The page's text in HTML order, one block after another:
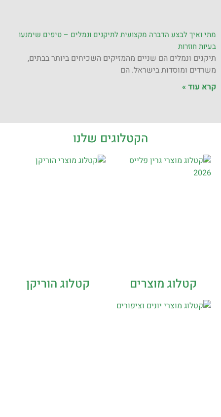
מתי ואיך לבצע הדברה מקצועית לתיקנים ונמלים – טיפים שימנעו
בעיות חוזרות
תיקנים ונמלים הם שניים מהמזיקים השכיחים ביותר בבתים,
משרדים ומוסדות בישראל. הם
קרא עוד »
הקטלוגים שלנו
קטלוג מוצרים קטלוג הוריקן